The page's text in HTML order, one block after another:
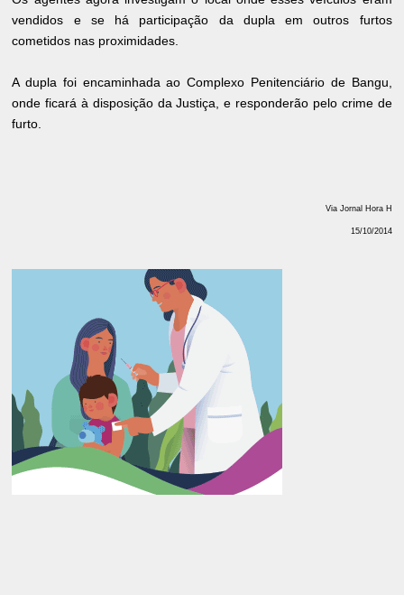
vendidos e se há participação da dupla em outros furtos
cometidos nas proximidades.
A dupla foi encaminhada ao Complexo Penitenciário de Bangu,
onde ficará à disposição da Justiça, e responderão pelo crime de
furto.
Via Jornal Hora H
15/10/2014